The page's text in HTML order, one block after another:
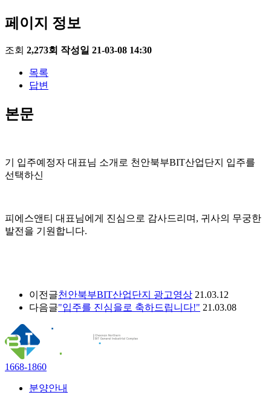
페이지 정보
조회 2,273회 작성일 21-03-08 14:30
목록
답변
본문
기 입주예정자 대표님 소개로 천안북부BIT산업단지 입주를
선택하신
피에스앤티 대표님에게 진심으로 감사드리며, 귀사의 무궁한
발전을 기원합니다.
이전글천안북부BIT산업단지 광고영상 21.03.12
다음글"입주를 진심을로 축하드립니다!" 21.03.08
1668-1860
분양안내